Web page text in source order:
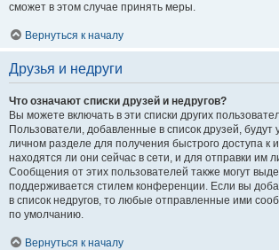
сможет в этом случае принять меры.
Вернуться к началу
Друзья и недруги
Что означают списки друзей и недругов?
Вы можете включать в эти списки других
Пользователи, добавленные в список друзей,
личном разделе для получения быстрого доступа к
находятся ли они сейчас в сети, и для отправки им
Сообщения от этих пользователей также могут
поддерживается стилем конференции. Если вы
в список недругов, то любые отправленные ими
по умолчанию.
Вернуться к началу